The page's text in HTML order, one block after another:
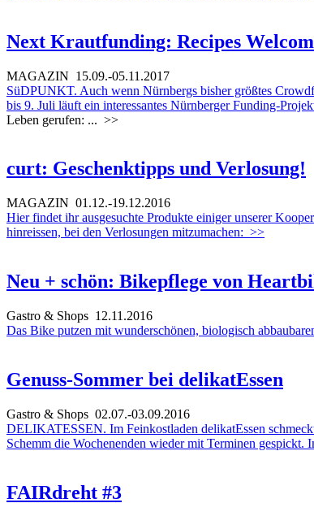
Next Krautfunding: Recipes
MAGAZIN 15.09.-05.11.2017
SüDPUNKT. Auch wenn Nürnbergs bisher größtes
bis 9. Juli läuft ein interessantes Nürnberger Funding-
Leben gerufen: ... >>
curt: Geschenktipps und Verlosung!
MAGAZIN 01.12.-19.12.2016
Hier findet ihr ausgesuchte Produkte einiger unserer
hinreissen, bei den Verlosungen mitzumachen: >>
Neu + schön: Bikepflege von
Gastro & Shops 12.11.2016
Das Bike putzen mit wunderschönen, biologisch
Genuss-Sommer bei delikatEssen
Gastro & Shops 02.07.-03.09.2016
DELIKATESSEN. Im Feinkostladen delikatEssen
Schemm die Wochenenden wieder mit Terminen gespickt.
FAIRdreht #3